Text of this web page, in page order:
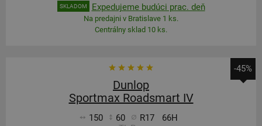
SKLADOM Expedujeme budúci prac. deň
Na predajni v Bratislave 1 ks.
Centrálny sklad 10 ks.
-45%
Dunlop
Sportmax Roadsmart IV
150 60 R17
66H